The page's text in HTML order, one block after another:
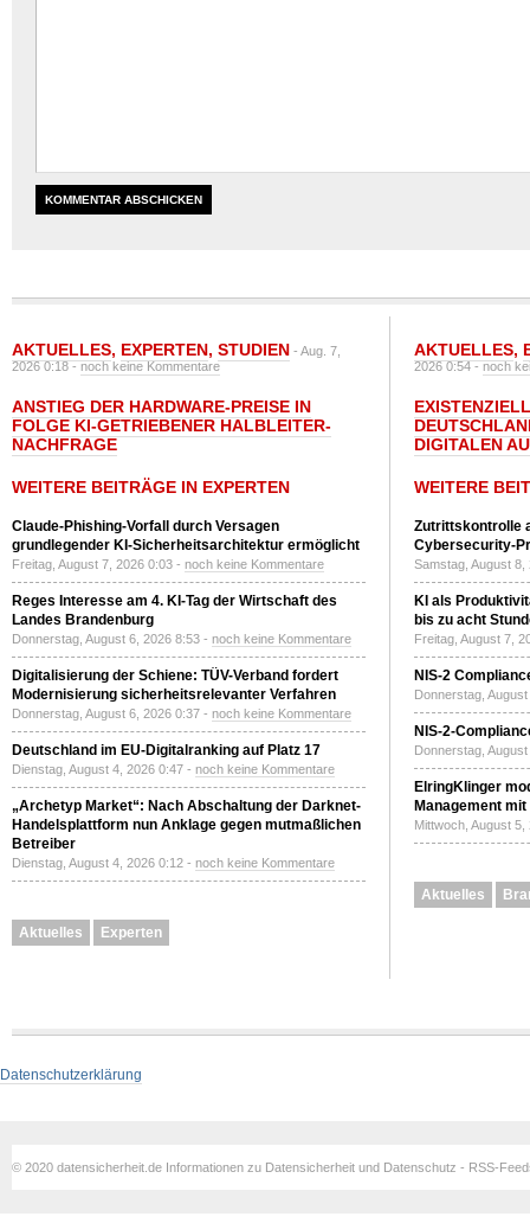
AKTUELLES, EXPERTEN, STUDIEN - Aug. 7,
2026 0:18 -noch keine Kommentare
ANSTIEG DER HARDWARE-PREISE IN
FOLGE KI-GETRIEBENER HALBLEITER-
NACHFRAGE
WEITERE BEITRÄGE IN EXPERTEN
Claude-Phishing-Vorfall durch Versagen
grundlegender KI-Sicherheitsarchitektur ermöglicht
Freitag, August 7, 2026 0:03 - noch keine Kommentare
Reges Interesse am 4. KI-Tag der Wirtschaft des
Landes Brandenburg
Donnerstag, August 6, 2026 8:53 - noch keine Kommentare
Digitalisierung der Schiene: TÜV-Verband fordert
Modernisierung sicherheitsrelevanter Verfahren
Donnerstag, August 6, 2026 0:37 - noch keine Kommentare
Deutschland im EU-Digitalranking auf Platz 17
Dienstag, August 4, 2026 0:47 - noch keine Kommentare
„Archetyp Market“: Nach Abschaltung der Darknet-
Handelsplattform nun Anklage gegen mutmaßlichen
Betreiber
Dienstag, August 4, 2026 0:12 - noch keine Kommentare
Aktuelles Experten
AKTUELLES,
2026 0:54 -noch
DIGITALEN
WEITERE
Zutrittskontrolle
Cybersecurity-
Samstag, August
KI als
bis zu acht
Freitag, August 7,
NIS-2
Donnerstag,
NIS-2-
Donnerstag,
ElringKlinger
Management
Mittwoch, August
Aktuelles
Datenschutzerklärung
© 2020 datensicherheit.de Informationen zu Datensicherheit und Datenschutz - RSS-